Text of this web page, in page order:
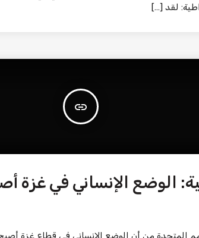
لقد […]
insert_link
الوضع الإنساني في غزة
للأمم المتحدة من أن الوضع الإنساني في قطاع غزة